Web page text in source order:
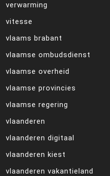
verwarming
vitesse
vlaams brabant
vlaamse ombudsdienst
vlaamse overheid
vlaamse provincies
vlaamse regering
vlaanderen
vlaanderen digitaal
vlaanderen kiest
vlaanderen vakantieland